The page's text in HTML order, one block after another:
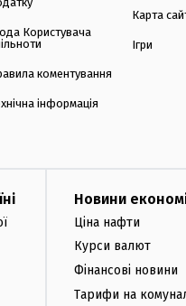
Користувача
коментування
інформація
Карта
Ігри
Новини
Ціна нафти
Курси валют
Фінансові новини
Тарифи на